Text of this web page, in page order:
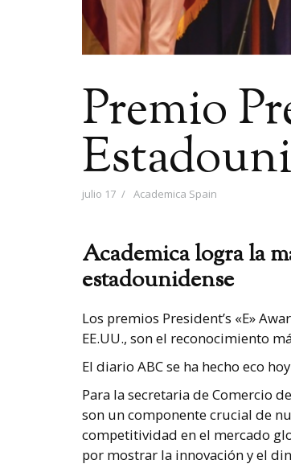
Premio
julio 17 Academica Spain
Academica logra la
estadounidense
Los premios President’s «E»
EE.UU., son el reconocimiento
El diario ABC se ha hecho eco
Para la secretaria de Comercio
son un componente crucial de
competitividad en el mercado
por mostrar la innovación y el